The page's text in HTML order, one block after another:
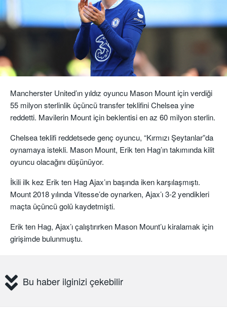
Mancherster United’ın yıldız oyuncu Mason Mount için verdiği
55 milyon sterlinlik üçüncü transfer teklifini Chelsea yine
reddetti. Mavilerin Mount için beklentisi en az 60 milyon sterlin.
Chelsea teklifi reddetsede genç oyuncu, “Kırmızı Şeytanlar”da
oynamaya istekli. Mason Mount, Erik ten Hag’ın takımında kilit
oyuncu olacağını düşünüyor.
İkili ilk kez Erik ten Hag Ajax’ın başında iken karşılaşmıştı.
Mount 2018 yılında Vitesse’de oynarken, Ajax’ı 3-2 yendikleri
maçta üçüncü golü kaydetmişti.
Erik ten Hag, Ajax’ı çalıştırırken Mason Mount’u kiralamak için
girişimde bulunmuştu.
Bu haber ilginizi çekebilir